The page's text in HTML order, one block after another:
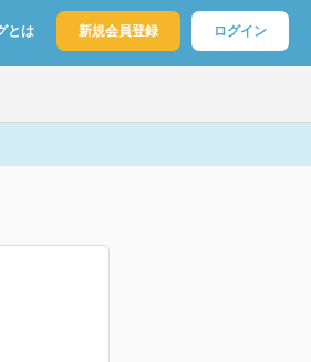
とは 新規会員登録 ログイン